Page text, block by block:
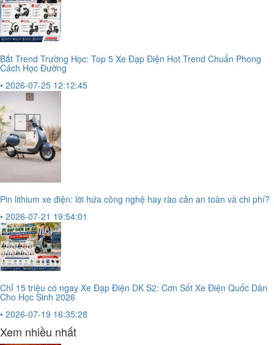
Bắt Trend Trường Học: Top 5 Xe Đạp Điện Hot Trend Chuẩn Phong
Cách Học Đường
• 2026-07-25 12:12:45
Pin lithium xe điện: lời hứa công nghệ hay rào cản an toàn và chi phí?
• 2026-07-21 19:54:01
Chỉ 15 triệu có ngay Xe Đạp Điện DK S2: Cơn Sốt Xe Điện Quốc Dân
Cho Học Sinh 2026
• 2026-07-19 16:35:28
Xem nhiều nhất